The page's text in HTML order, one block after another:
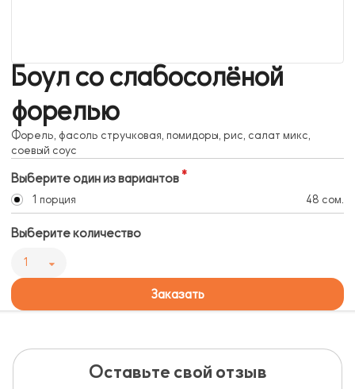
Боул со слабосолёной
форелью
Форель, фасоль стручковая, помидоры, рис, салат микс,
соевый соус
Выберите один из вариантов
1 порция 48 сом.
Выберите количество
1
Заказать
Оставьте свой отзыв